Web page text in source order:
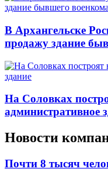
В Архангельске
продажу здание
На Соловках
административное
Новости
Почти 8 тысяч